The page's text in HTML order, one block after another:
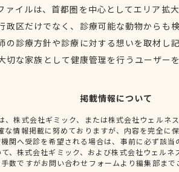
ァイルは、首都圏を中心としてエリア拡
政区だけでなく、診療可能な動物からも
の診療方針や診療に対する想いを取材し
切な家族として健康管理を行うユーザー
掲載情報について
、株式会社ギミック、または株式会社ウェルネ
な情報掲載に努めておりますが、内容を完全に
関へ受診を希望される場合は、事前に必ず該当
、株式会社ギミック、および株式会社ウェルネ
数ですがお問い合わせフォームより編集部まで